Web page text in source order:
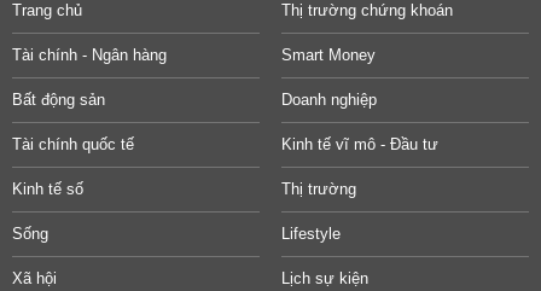
Trang chủ Thị trường chứng khoán
Tài chính - Ngân hàng Smart Money
Bất động sản Doanh nghiệp
Tài chính quốc tế Kinh tế vĩ mô - Đầu tư
Kinh tế số Thị trường
Sống Lifestyle
Xã hội Lịch sự kiện